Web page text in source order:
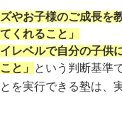
ズやお子様のご成長を
くれること」
イレベルで自分の子供
と」
という判断基準
を実行できる塾は、